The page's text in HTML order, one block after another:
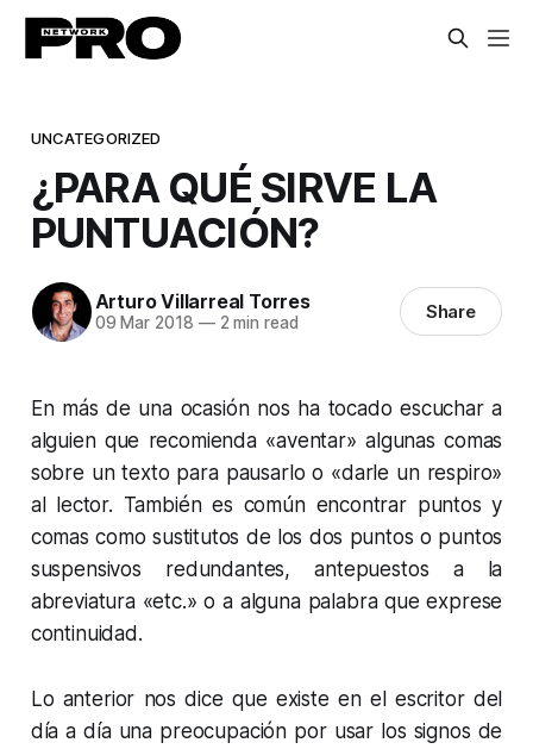
UNCATEGORIZED
¿PARA QUÉ SIRVE LA
PUNTUACIÓN?
Arturo Villarreal Torres
09 Mar 2018 —2 min read Share
En más de una ocasión nos ha tocado escuchar a
alguien que recomienda «aventar» algunas comas
sobre un texto para pausarlo o «darle un respiro»
al lector. También es común encontrar puntos y
comas como sustitutos de los dos puntos o puntos
suspensivos redundantes, antepuestos a la
abreviatura «etc.» o a alguna palabra que exprese
continuidad.
Lo anterior nos dice que existe en el escritor del
día a día una preocupación por usar los signos de